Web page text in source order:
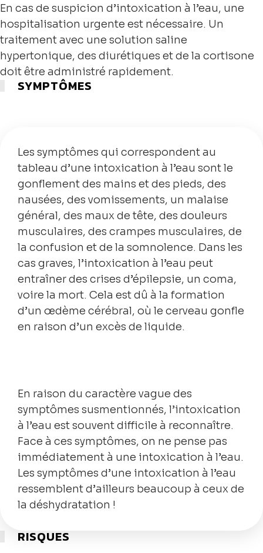
En cas de suspicion d’intoxication à l’eau, une
hospitalisation urgente est nécessaire. Un
traitement avec une solution saline
hypertonique, des diurétiques et de la cortisone
doit être administré rapidement.
SYMPTÔMES
Les symptômes qui correspondent au
tableau d’une intoxication à l’eau sont le
gonflement des mains et des pieds, des
nausées, des vomissements, un malaise
général, des maux de tête, des douleurs
musculaires, des crampes musculaires, de
la confusion et de la somnolence. Dans les
cas graves, l’intoxication à l’eau peut
entraîner des crises d’épilepsie, un coma,
voire la mort. Cela est dû à la formation
d’un œdème cérébral, où le cerveau gonfle
en raison d’un excès de liquide.
En raison du caractère vague des
symptômes susmentionnés, l’intoxication
à l’eau est souvent difficile à reconnaître.
Face à ces symptômes, on ne pense pas
immédiatement à une intoxication à l’eau.
Les symptômes d’une intoxication à l’eau
ressemblent d’ailleurs beaucoup à ceux de
la déshydratation !
RISQUES